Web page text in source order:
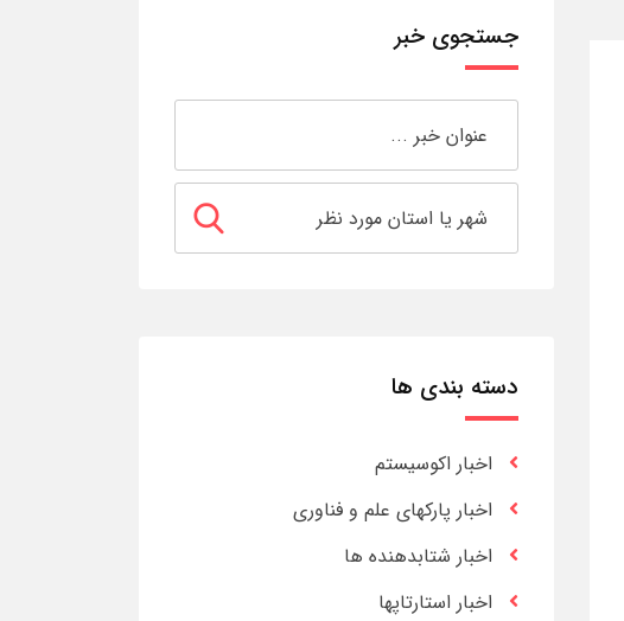
جستجوی خبر
دسته بندی ها
اخبار اکوسیستم
اخبار پارکهای علم و فناوری
اخبار شتابدهنده ها
اخبار استارتاپها